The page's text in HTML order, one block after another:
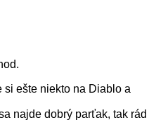
ešte niekto na Diablo a
najde dobrý parťak, tak rád